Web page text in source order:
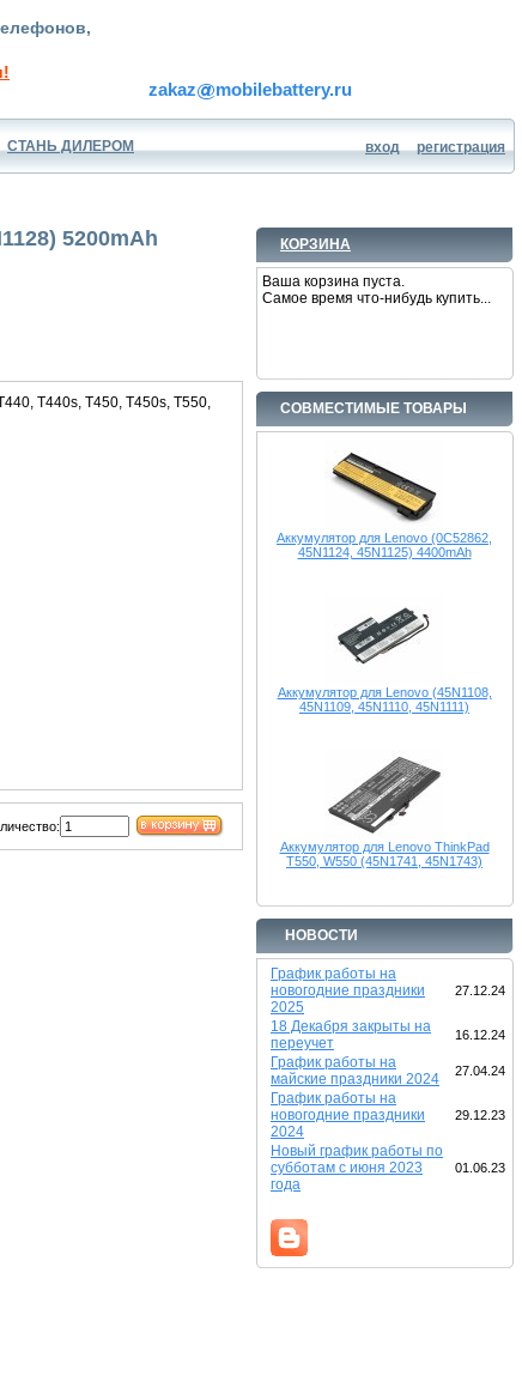
zakaz mobilebattery.ru
СТАНЬ ДИЛЕРОМ вход регистрация
КОРЗИНА
Ваша корзина пуста.
Самое время что-нибудь купить...
СОВМЕСТИМЫЕ ТОВАРЫ
Аккумулятор для Lenovo (0C52862,
45N1124, 45N1125) 4400mAh
Аккумулятор для Lenovo (45N1108,
45N1109, 45N1110, 45N1111)
Аккумулятор для Lenovo ThinkPad
T550, W550 (45N1741, 45N1743)
НОВОСТИ
График работы на
новогодние праздники
2025
27.12.24
18 Декабря закрыты на
переучет
16.12.24
График работы на
майские праздники 2024
27.04.24
График работы на
новогодние праздники
2024
29.12.23
Новый график работы по
субботам с июня 2023
года
01.06.23
5200mAh
T440s, T450, T450s, T550,